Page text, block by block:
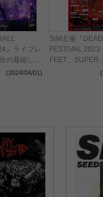
』ライブレ
の凝縮した
た、「これ
(2024/04/01)
SiM主催『
FESTiVAL 2023
FEET、SUPER
BEAVER、山嵐